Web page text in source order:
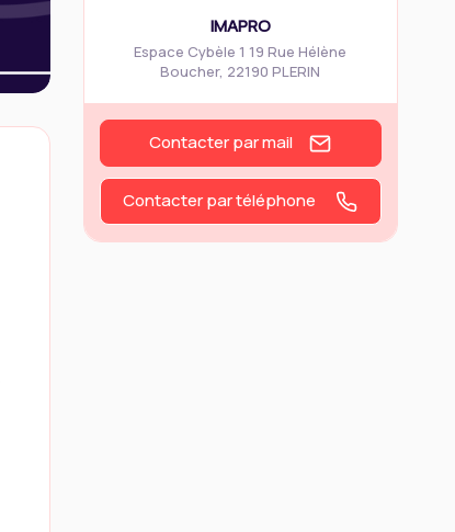
IMAPRO
Espace Cybèle 1 19 Rue Hélène
Boucher, 22190 PLERIN
Contacter par mail
Contacter par téléphone